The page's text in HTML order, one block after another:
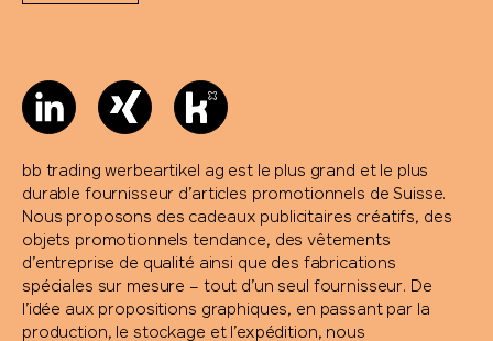
bb trading werbeartikel ag est le plus grand et le plus
durable fournisseur d’articles promotionnels de Suisse.
Nous proposons des cadeaux publicitaires créatifs, des
objets promotionnels tendance, des vêtements
d’entreprise de qualité ainsi que des fabrications
spéciales sur mesure – tout d’un seul fournisseur. De
l’idée aux propositions graphiques, en passant par la
production, le stockage et l’expédition, nous